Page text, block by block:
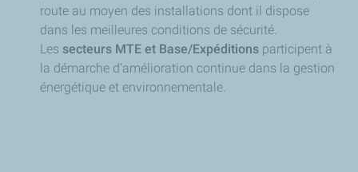
route au moyen des installations dont il dispose
dans les meilleures conditions de sécurité.
Les secteurs MTE et Base/Expéditions participent à
la démarche d’amélioration continue dans la gestion
énergétique et environnementale.